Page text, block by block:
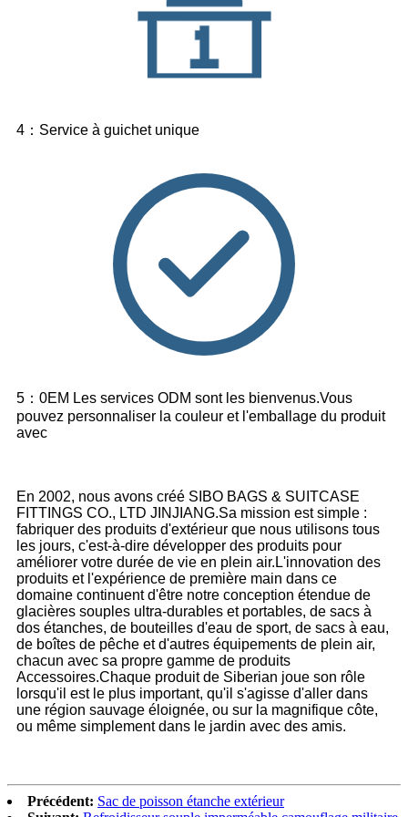
4：Service à guichet unique
5：0EM Les services ODM sont les bienvenus.Vous
pouvez personnaliser la couleur et l'emballage du produit
avec
En 2002, nous avons créé SIBO BAGS & SUITCASE
FITTINGS CO., LTD JINJIANG.Sa mission est simple :
fabriquer des produits d'extérieur que nous utilisons tous
les jours, c'est-à-dire développer des produits pour
améliorer votre durée de vie en plein air.L'innovation des
produits et l'expérience de première main dans ce
domaine continuent d'être notre conception étendue de
glacières souples ultra-durables et portables, de sacs à
dos étanches, de bouteilles d'eau de sport, de sacs à eau,
de boîtes de pêche et d'autres équipements de plein air,
chacun avec sa propre gamme de produits
Accessoires.Chaque produit de Siberian joue son rôle
lorsqu'il est le plus important, qu'il s'agisse d'aller dans
une région sauvage éloignée, ou sur la magnifique côte,
ou même simplement dans le jardin avec des amis.
Précédent: Sac de poisson étanche extérieur